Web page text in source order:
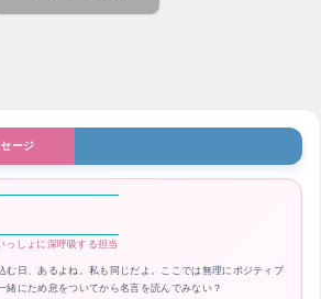
ージ
っしょに深呼吸する担当
む日、あるよね。私も同じだよ。ここでは無理にポジティブ
緒にため息をついてから名言を読んでみない？